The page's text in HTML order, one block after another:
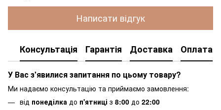
Написати відгук
Консультація Гарантія Доставка Оплата
У Вас з'явилися запитання по цьому товару?
Ми надаємо консультацію та приймаємо замовлення:
від понеділка до п'ятниці з 8:00 до 22:00